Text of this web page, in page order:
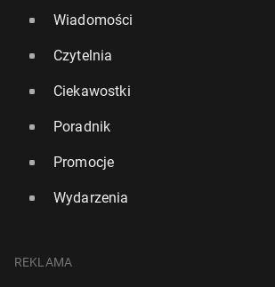
Wiadomości
Czytelnia
Ciekawostki
Poradnik
Promocje
Wydarzenia
REKLAMA